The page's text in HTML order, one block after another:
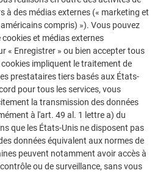
les solutions en aluminium
toitures, systèmes solaires et
à des médias externes (« marketing et
compris) »). Vous pouvez
et médias externes
« Enregistrer » ou bien accepter tous
cookies impliquent le traitement de
prestataires tiers basés aux États-
pour tous les services, vous
la transmission des données
à l'art. 49 al. 1 lettre a) du
que les États-Unis ne disposent pas
données équivalent aux normes de
peuvent notamment avoir accès à
ou de surveillance, sans vous